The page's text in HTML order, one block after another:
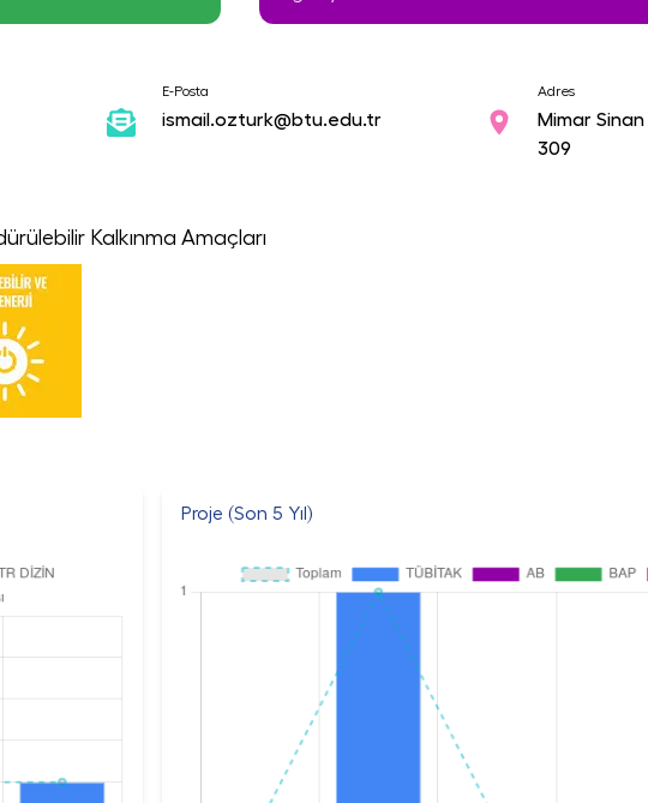
E-Posta
ismail.ozturk@btu.edu.tr
Adres
Mimar
309
Kalkınma Amaçları
Proje (Son 5 Yıl)